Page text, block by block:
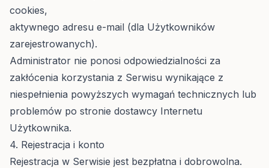
cookies,
aktywnego adresu e-mail (dla Użytkowników
zarejestrowanych).
Administrator nie ponosi odpowiedzialności za
zakłócenia korzystania z Serwisu wynikające z
niespełnienia powyższych wymagań technicznych lub
problemów po stronie dostawcy Internetu
Użytkownika.
4. Rejestracja i konto
Rejestracja w Serwisie jest bezpłatna i dobrowolna.